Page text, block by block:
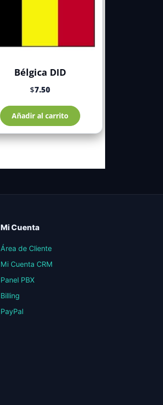
Bélgica DID
$7.50
Añadir al carrito
Mi Cuenta
Área de Cliente
Mi Cuenta CRM
Panel PBX
Billing
PayPal